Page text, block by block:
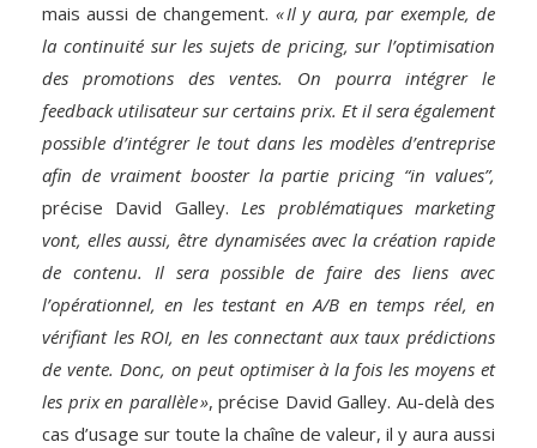
mais aussi de changement. « Il y aura, par exemple, de
la continuité sur les sujets de pricing, sur l’optimisation
des promotions des ventes. On pourra intégrer le
feedback utilisateur sur certains prix. Et il sera également
possible d’intégrer le tout dans les modèles d’entreprise
afin de vraiment booster la partie pricing “in values”,
précise David Galley.Les problématiques marketing
vont, elles aussi, être dynamisées avec la création rapide
de contenu. Il sera possible de faire des liens avec
l’opérationnel, en les testant en A/B en temps réel, en
vérifiant les ROI, en les connectant aux taux prédictions
de vente. Donc, on peut optimiser à la fois les moyens et
les prix en parallèle », précise David Galley. Au-delà des
cas d’usage sur toute la chaîne de valeur, il y aura aussi